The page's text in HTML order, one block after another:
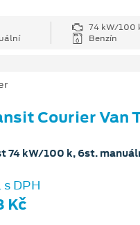
74 kW/100
Benzín
Courier Van
74 kW/100 k, 6st.
DPH
Kč